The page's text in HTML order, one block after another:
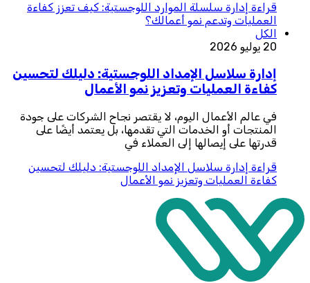
قراءة إدارة سلسلة الموارد اللوجستية: كيف تعزز كفاءة
العمليات وتدعم نمو أعمالك؟
الكل
20 يوليو 2026
إدارة سلاسل الإمداد اللوجستية: دليلك لتحسين
كفاءة العمليات وتعزيز نمو الأعمال
في عالم الأعمال اليوم، لا يقتصر نجاح الشركات على جودة
المنتجات أو الخدمات التي تقدمها، بل يعتمد أيضًا على
قدرتها على إيصالها إلى العملاء في
قراءة إدارة سلاسل الإمداد اللوجستية: دليلك لتحسين
كفاءة العمليات وتعزيز نمو الأعمال